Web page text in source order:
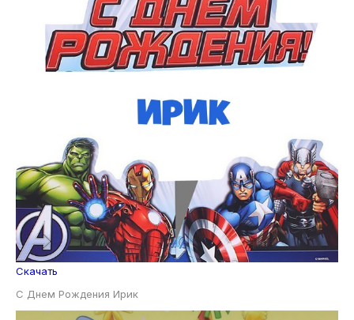
Скачать
С Днем Рождения Ирик